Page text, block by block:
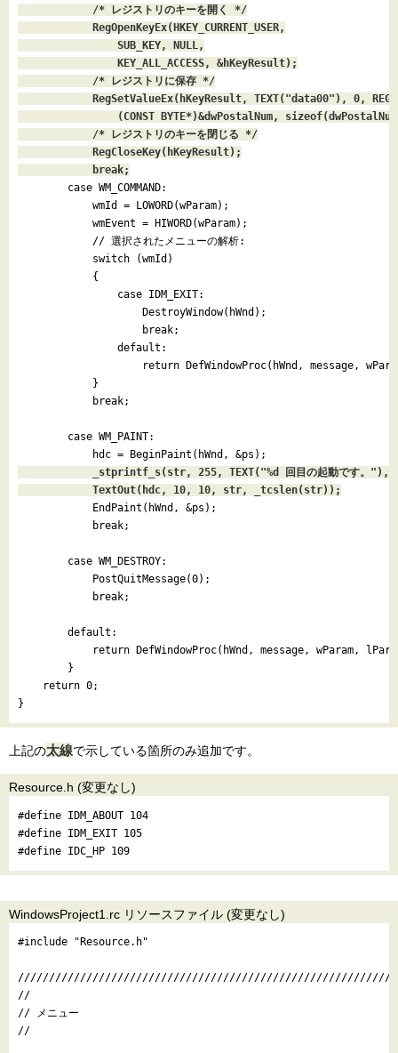
            /* レジストリのキーを開く */
            RegOpenKeyEx(HKEY_CURRENT_USER,
                SUB_KEY, NULL,
                KEY_ALL_ACCESS, &hKeyResult);
            /* レジストリに保存 */
RegSetValueEx(hKeyResult, TEXT("data00"), 0,
(CONST BYTE*)&dwPostalNum,
            /* レジストリのキーを閉じる */
            RegCloseKey(hKeyResult);
            break;
case WM_COMMAND:
            wmId = LOWORD(wParam);
            wmEvent = HIWORD(wParam);
            // 選択されたメニューの解析:
            switch (wmId)
            {
                case IDM_EXIT:
                    DestroyWindow(hWnd);
                    break;
                default:
return DefWindowProc(hWnd, message,
            }
            break;
        case WM_PAINT:
            hdc = BeginPaint(hWnd, &ps);
_stprintf_s(str, 255, TEXT("%d 回目の起動です。
            TextOut(hdc, 10, 10, str, _tcslen(str));
EndPaint(hWnd, &ps);
            break;
        case WM_DESTROY:
            PostQuitMessage(0);
            break;
        default:
return DefWindowProc(hWnd, message, wParam,
        }
    return 0;
上記の太線で示している箇所のみ追加です。
Resource.h (変更なし)
#define IDM_ABOUT 104
#define IDM_EXIT 105
WindowsProject1.rc リソースファイル (変更なし)
#include "Resource.h"
//
// メニュー
//